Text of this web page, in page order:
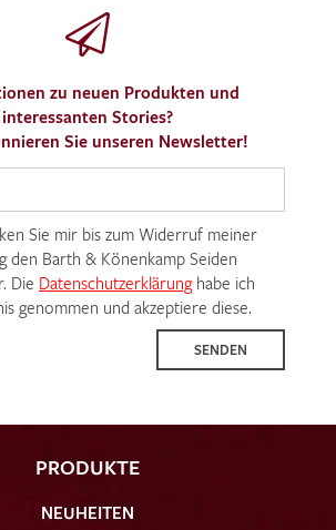
zu neuen Produkten und
interessanten Stories?
Sie unseren Newsletter!
Sie mir bis zum Widerruf meiner
den Barth & Könenkamp Seiden
Die Datenschutzerklärunghabe ich
genommen und akzeptiere diese.
SENDEN
PRODUKTE
NEUHEITEN